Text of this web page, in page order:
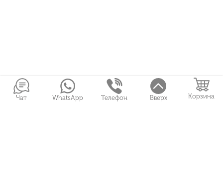
Чат WhatsApp Телефон Вверх Корзина